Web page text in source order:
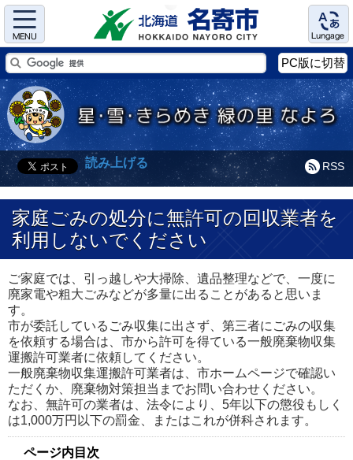
Menu Language
PC版に切替
RSS
読み上げる
家庭ごみの処分に無許可の回収業者を
利用しないでください
ご家庭では、引っ越しや大掃除、遺品整理などで、一度に
廃家電や粗大ごみなどが多量に出ることがあると思いま
す。
市が委託しているごみ収集に出さず、第三者にごみの収集
を依頼する場合は、市から許可を得ている一般廃棄物収集
運搬許可業者に依頼してください。
一般廃棄物収集運搬許可業者は、市ホームページで確認い
ただくか、廃棄物対策担当までお問い合わせください。
なお、無許可の業者は、法令により、5年以下の懲役もしく
は1,000万円以下の罰金、またはこれが併科されます。
ページ内目次